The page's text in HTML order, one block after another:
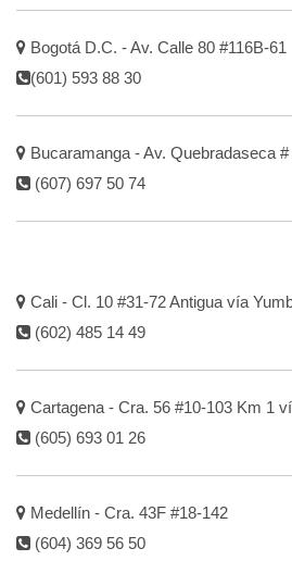
Bogotá D.C. - Av. Calle 80 #116B-61
(601) 593 88 30
Bucaramanga - Av. Quebradaseca
(607) 697 50 74
Cali - Cl. 10 #31-72 Antigua vía
(602) 485 14 49
Cartagena - Cra. 56 #10-103 Km 1
(605) 693 01 26
Medellín - Cra. 43F #18-142
(604) 369 56 50